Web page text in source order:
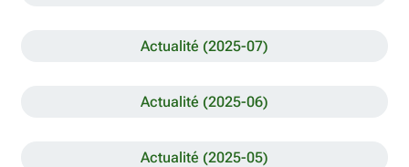
Actualité (2025-07)
Actualité (2025-06)
Actualité (2025-05)